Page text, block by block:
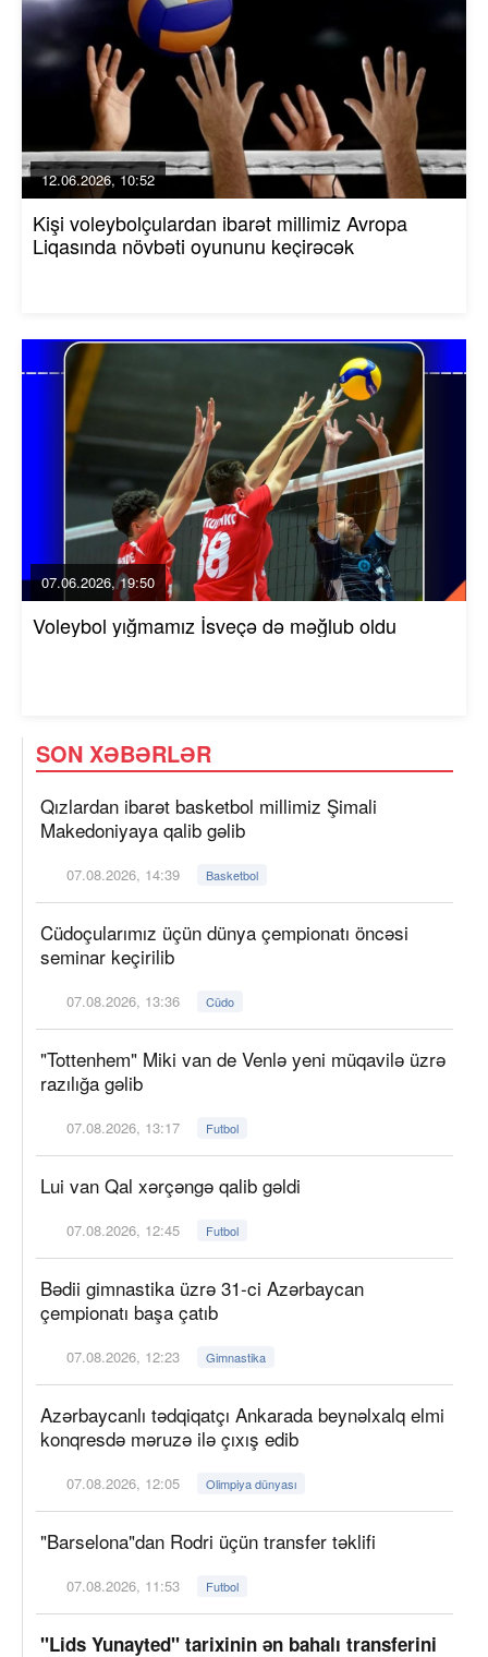
12.06.2026, 10:52
Kişi voleybolçulardan ibarət millimiz Avropa
Liqasında növbəti oyununu keçirəcək
07.06.2026, 19:50
Voleybol yığmamız İsveçə də məğlub oldu
SON XƏBƏRLƏR
Qızlardan ibarət basketbol millimiz Şimali
Makedoniyaya qalib gəlib
07.08.2026, 14:39 Basketbol
Cüdoçularımız üçün dünya çempionatı öncəsi
seminar keçirilib
07.08.2026, 13:36 Cüdo
"Tottenhem" Miki van de Venlə yeni müqavilə üzrə
razılığa gəlib
07.08.2026, 13:17 Futbol
Lui van Qal xərçəngə qalib gəldi
07.08.2026, 12:45 Futbol
Bədii gimnastika üzrə 31-ci Azərbaycan
çempionatı başa çatıb
07.08.2026, 12:23 Gimnastika
Azərbaycanlı tədqiqatçı Ankarada beynəlxalq elmi
konqresdə məruzə ilə çıxış edib
07.08.2026, 12:05 Olimpiya dünyası
"Barselona"dan Rodri üçün transfer təklifi
07.08.2026, 11:53 Futbol
"Lids Yunayted" tarixinin ən bahalı transferini